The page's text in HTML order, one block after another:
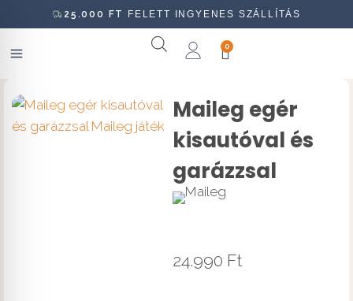
25.000 FT FELETT INGYENES SZÁLLÍTÁS
0
Maileg egér
kisautóval és
garázzsal
24.990 Ft